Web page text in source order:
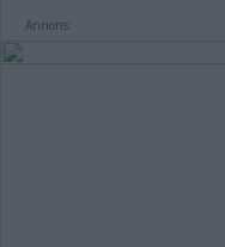
Annons: